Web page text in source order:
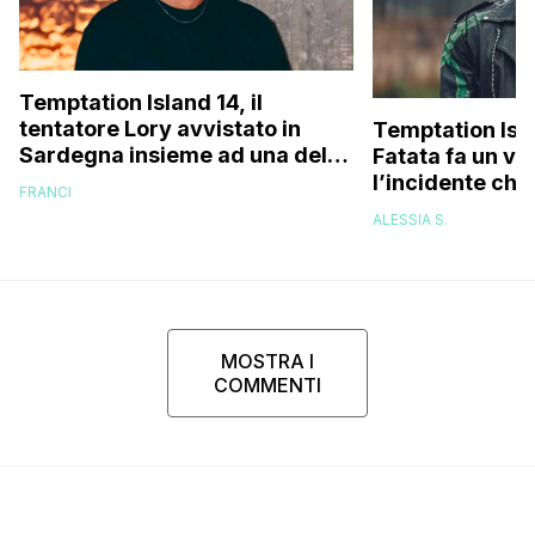
Temptation Island 14, il
tentatore Lory avvistato in
Sardegna insieme ad una delle
fidanzate (e no, non è Sabrina)
FRANCI
Temptation
Fatata fa un
l’incidente
delle cicatrici
ALESSIA S.
MOSTRA I
COMMENTI